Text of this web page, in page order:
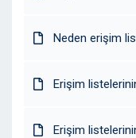
Neden erişim
Erişim
Erişim